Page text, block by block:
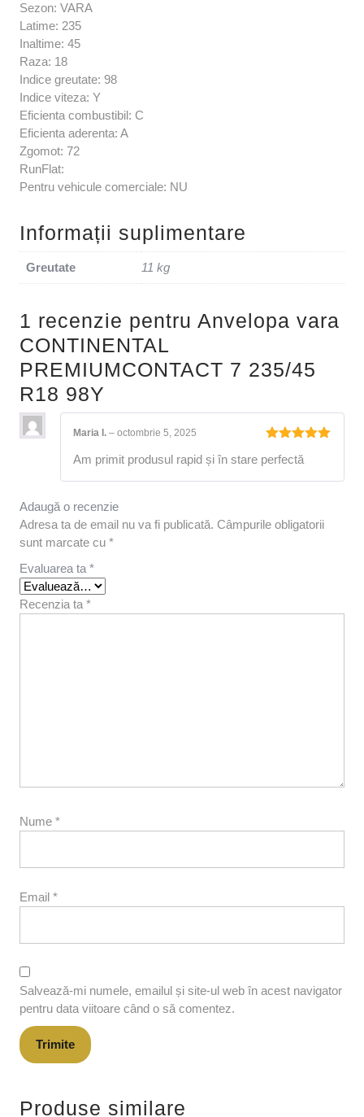
Sezon: VARA
Latime: 235
Inaltime: 45
Raza: 18
Indice greutate: 98
Indice viteza: Y
Eficienta combustibil: C
Eficienta aderenta: A
Zgomot: 72
RunFlat:
Pentru vehicule comerciale: NU
Informații suplimentare
Greutate 11 kg
1 recenzie pentru Anvelopa vara
CONTINENTAL
PREMIUMCONTACT 7 235/45
R18 98Y
5din 5
Maria I. – octombrie 5, 2025
Am primit produsul rapid și în stare perfectă
Adaugă o recenzie
Adresa ta de email nu va fi publicată. Câmpurile obligatorii
sunt marcate cu *
Evaluarea ta *
Recenzia ta *
Nume *
Email *
Salvează-mi numele, emailul și site-ul web în acest navigator
pentru data viitoare când o să comentez.
Produse similare